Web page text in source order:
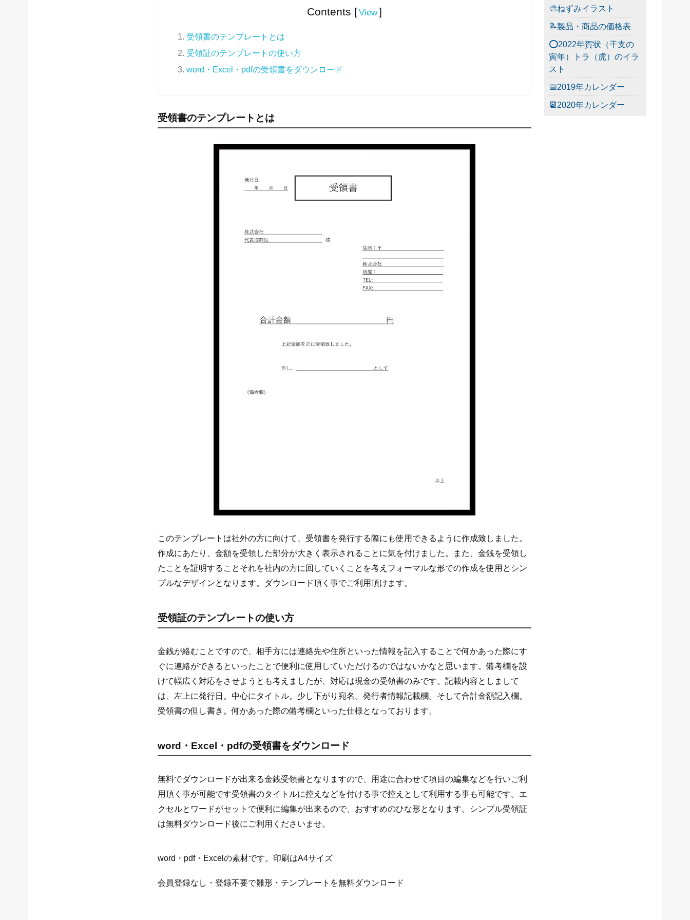
Contents [View]
受領書のテンプレートとは
受領証のテンプレートの使い方
word・Excel・pdfの受領書をダウンロード
受領書のテンプレートとは
このテンプレートは社外の方に向けて、受領書を発行する際にも使用できるように作成致しました。
作成にあたり、金額を受領した部分が大きく表示されることに気を付けました。また、金銭を受領し
たことを証明することそれを社内の方に回していくことを考えフォーマルな形での作成を使用とシン
プルなデザインとなります。ダウンロード頂く事でご利用頂けます。
受領証のテンプレートの使い方
金銭が絡むことですので、相手方には連絡先や住所といった情報を記入することで何かあった際にす
ぐに連絡ができるといったことで便利に使用していただけるのではないかなと思います。備考欄を設
けて幅広く対応をさせようとも考えましたが、対応は現金の受領書のみです。記載内容としまして
は、左上に発行日。中心にタイトル。少し下がり宛名。発行者情報記載欄。そして合計金額記入欄。
受領書の但し書き。何かあった際の備考欄といった仕様となっております。
word・Excel・pdfの受領書をダウンロード
無料でダウンロードが出来る金銭受領書となりますので、用途に合わせて項目の編集などを行いご利
用頂く事が可能です受領書のタイトルに控えなどを付ける事で控えとして利用する事も可能です。エ
クセルとワードがセットで便利に編集が出来るので、おすすめのひな形となります。シンプル受領証
は無料ダウンロード後にご利用くださいませ。
word・pdf・Excelの素材です。印刷はA4サイズ
会員登録なし・登録不要で雛形・テンプレートを無料ダウンロード
🎨ねずみイラスト
📝製品・商品の価格表
⭕2022年賀状（干支の
寅年）トラ（虎）のイラ
スト
📅2019年カレンダー
📆2020年カレンダー